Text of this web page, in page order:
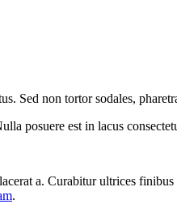
Sed non tortor sodales,
posuere est in lacus
a. Curabitur ultrices
.